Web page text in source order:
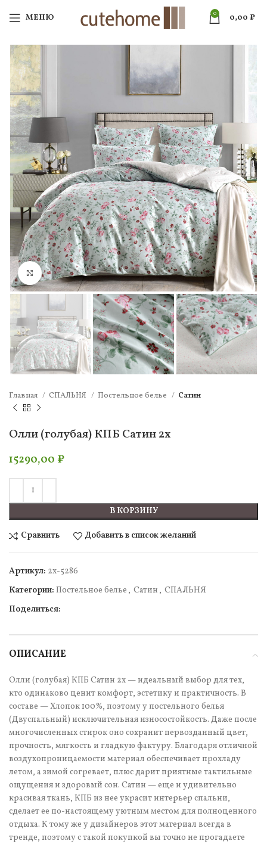
МЕНЮ 0 0,00 ₽
Нажмите, чтобы увеличить
Главная СПАЛЬНЯ Постельное белье Сатин
Олли (голубая) КПБ Сатин 2х
15290,00 ₽
В КОРЗИНУ
Сравнить Добавить в список желаний
Артикул: 2х-5286
Категории: Постельное белье , Сатин , СПАЛЬНЯ
Поделиться:
ОПИСАНИЕ
Олли (голубая) КПБ Сатин 2х — идеальный выбор для тех,
кто одинаково ценит комфорт, эстетику и практичность. В
составе — Хлопок 100%, поэтому у постельного белья
(Двуспальный) исключительная износостойкость. Даже после
многочисленных стирок оно сохранит первозданный цвет,
прочность, мягкость и гладкую фактуру. Благодаря отличной
воздухопроницаемости материал обеспечивает прохладу
летом, а зимой согревает, плюс дарит приятные тактильные
ощущения и здоровый сон. Сатин — еще и удивительно
красивая ткань, КПБ из нее украсит интерьер спальни,
сделает ее по-настоящему уютным местом для полноценного
отдыха. К тому же у дизайнеров этот материал всегда в
тренде, поэтому с такой покупкой вы точно не прогадаете